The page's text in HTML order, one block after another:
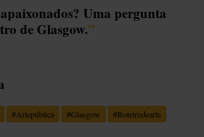
Uma pergunta
de Glasgow.”
#Artepública #Glasgow #Roteirodearte